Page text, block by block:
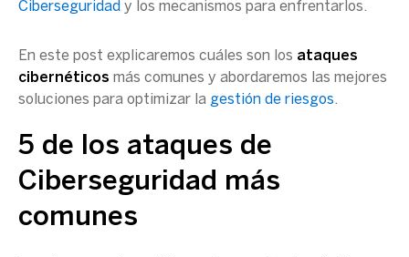
Ciberseguridad y los mecanismos para enfrentarlos.
En este post explicaremos cuáles son los ataques
cibernéticos más comunes y abordaremos las mejores
soluciones para optimizar la gestión de riesgos.
5 de los ataques de
Ciberseguridad más
comunes